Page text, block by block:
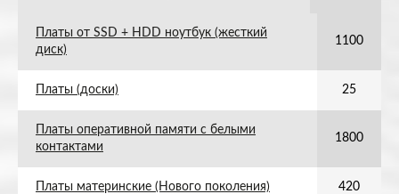
Платы от SSD + HDD ноутбук (жесткий
диск)
1100
Платы (доски) 25
Платы оперативной памяти с белыми
контактами
1800
Платы материнские (Нового поколения) 420